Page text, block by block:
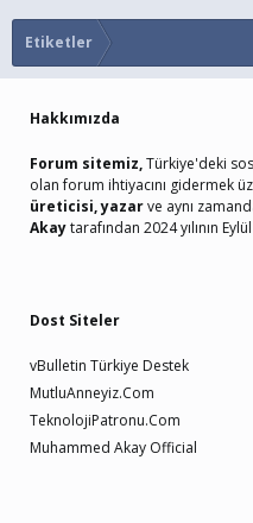
Etiketler
Hakkımızda
Forum sitemiz,Türkiye'deki
olan forum ihtiyacını gidermek
üreticisi, yazarve aynı
Akaytarafından 2024 yılının
Dost Siteler
vBulletin Türkiye Destek
MutluAnneyiz.Com
TeknolojiPatronu.Com
Muhammed Akay Official